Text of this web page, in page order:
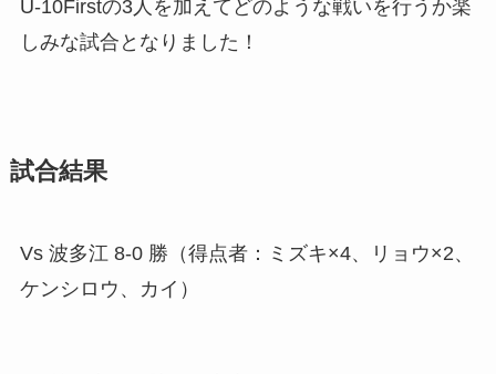
U-10Firstの3人を加えてどのような戦いを行うか楽
しみな試合となりました！
試合結果
Vs 波多江 8-0 勝（得点者：ミズキ×4、リョウ×2、
ケンシロウ、カイ）